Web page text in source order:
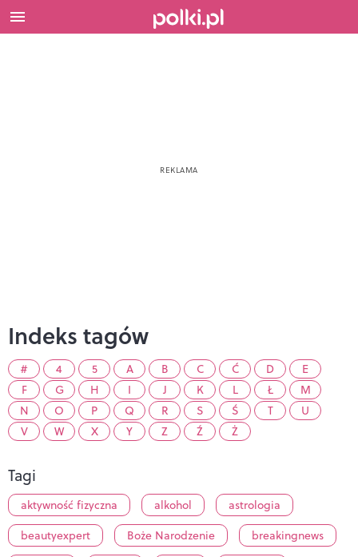
Indeks tagów
# 4 5 A B C Ć D
E
F
G H I J K L Ł
M
N
O P Q R S Ś T
U
V
W X Y Z Ź Ż
Tagi
aktywność fizyczna alkohol
astrologia
beautyexpert
Boże Narodzenie
breakingnews